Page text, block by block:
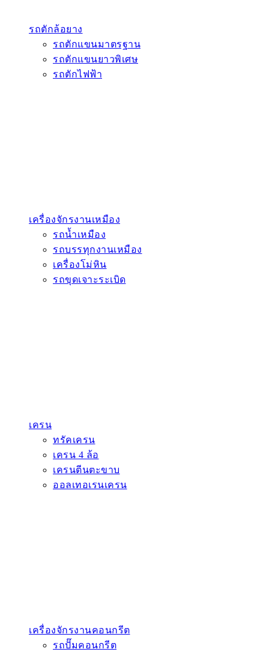
รถตักล้อยาง
รถตักแขนมาตรฐาน
รถตักแขนยาวพิเศษ
รถตักไฟฟ้า
เครื่องจักรงานเหมือง
รถน้ำเหมือง
รถบรรทุกงานเหมือง
เครื่องโม่หิน
รถขุดเจาะระเบิด
เครน
ทรัคเครน
เครน 4 ล้อ
เครนตีนตะขาบ
ออลเทอเรนเครน
เครื่องจักรงานคอนกรีต
รถปั๊มคอนกรีต